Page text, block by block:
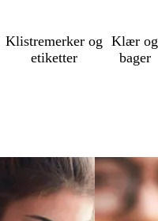
Klistremerker og
etiketter
Klær og
bager